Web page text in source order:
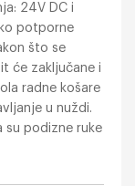
24V DC i
potporne
što se
će zaključane i
radne košare
u nuždi.
su podizne ruke